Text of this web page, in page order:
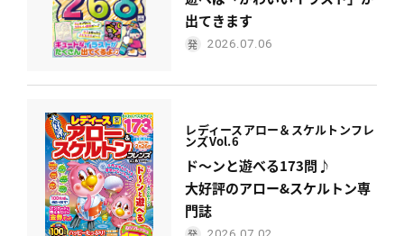
出てきます
2026.07.06
レディース アロー＆スケルトンフレ
ンズVol.6
ド〜ンと遊べる173問♪
大好評のアロー&スケルトン専
門誌